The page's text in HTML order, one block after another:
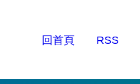
回首頁 RSS